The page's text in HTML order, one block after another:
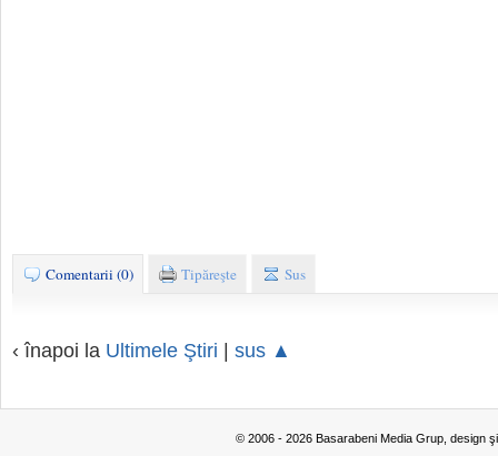
Comentarii (0) Tipăreşte Sus
‹ înapoi la Ultimele Ştiri | sus ▲
© 2006 - 2026 Basarabeni Media Grup, design